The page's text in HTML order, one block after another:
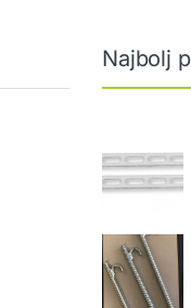
Najbolj